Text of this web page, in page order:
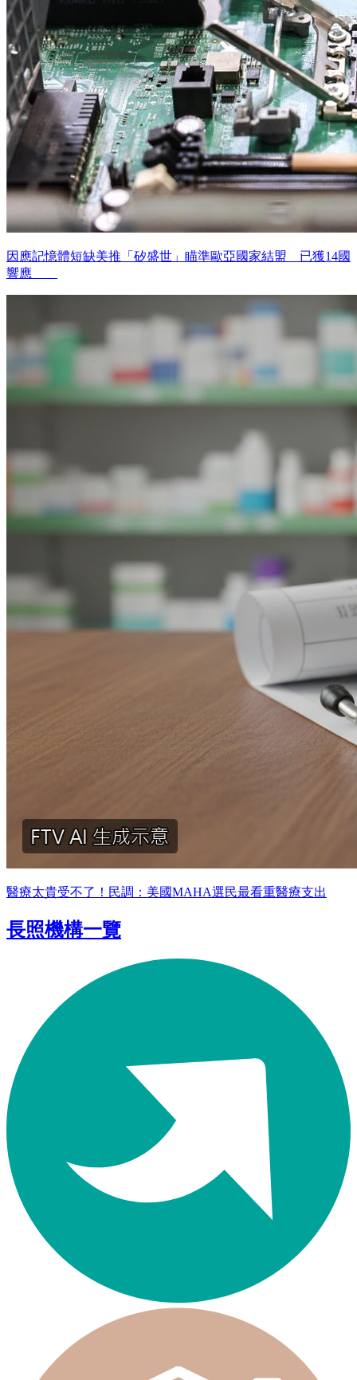
因應記憶體短缺美推「矽盛世」瞄準歐亞國家結盟 已獲14國
響應
醫療太貴受不了！民調：美國MAHA選民最看重醫療支出
長照機構一覽